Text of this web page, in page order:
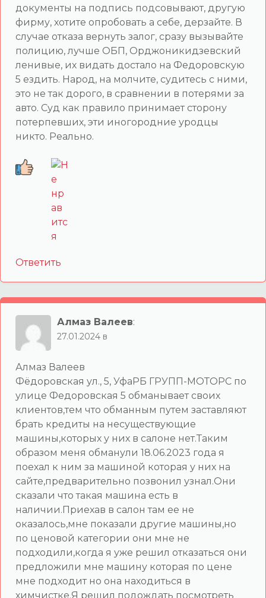
документы на подпись подсовывают, другую
фирму, хотите опробовать а себе, дерзайте. В
случае отказа вернуть залог, сразу вызывайте
полицию, лучше ОБП, Орджоникидзевский
ленивые, их видать достало на Федоровскую
5 ездить. Народ, на молчите, судитесь с ними,
это не так дорого, в сравнении в потерями за
авто. Суд как правило принимает сторону
потерпевших, эти иногородние уродцы
никто. Реально.
Ответить
Алмаз Валеев:
27.01.2024 в
Алмаз Валеев
Фёдоровская ул., 5, УфаРБ ГРУПП-МОТОРС по
улице Федоровская 5 обманывает своих
клиентов,тем что обманным путем заставляют
брать кредиты на несуществующие
машины,которых у них в салоне нет.Таким
образом меня обманули 18.06.2023 года я
поехал к ним за машиной которая у них на
сайте,предварительно позвонил узнал.Они
сказали что такая машина есть в
наличии.Приехав в салон там ее не
оказалось,мне показали другие машины,но
по ценовой категории они мне не
подходили,когда я уже решил отказаться они
предложили мне машину которая по цене
мне подходит но она находиться в
химчистке.Я решил подождать посмотреть